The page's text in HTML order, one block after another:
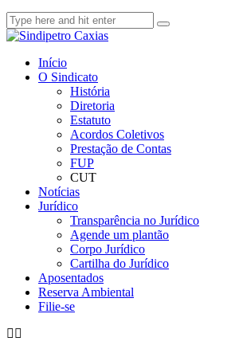
Início
O Sindicato
História
Diretoria
Estatuto
Acordos Coletivos
Prestação de Contas
FUP
CUT
Notícias
Jurídico
Transparência no Jurídico
Agende um plantão
Corpo Jurídico
Cartilha do Jurídico
Aposentados
Reserva Ambiental
Filie-se